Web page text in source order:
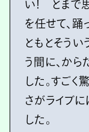
い！ とまで
を任せて、踊
ともとそう
う間に、から
した。すごく
さがライブ
した。